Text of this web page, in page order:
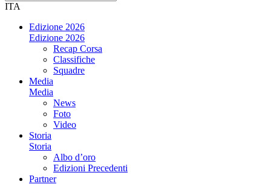
ITA
Edizione 2026
Edizione 2026
Recap Corsa
Classifiche
Squadre
Media
Media
News
Foto
Video
Storia
Storia
Albo d’oro
Edizioni Precedenti
Partner